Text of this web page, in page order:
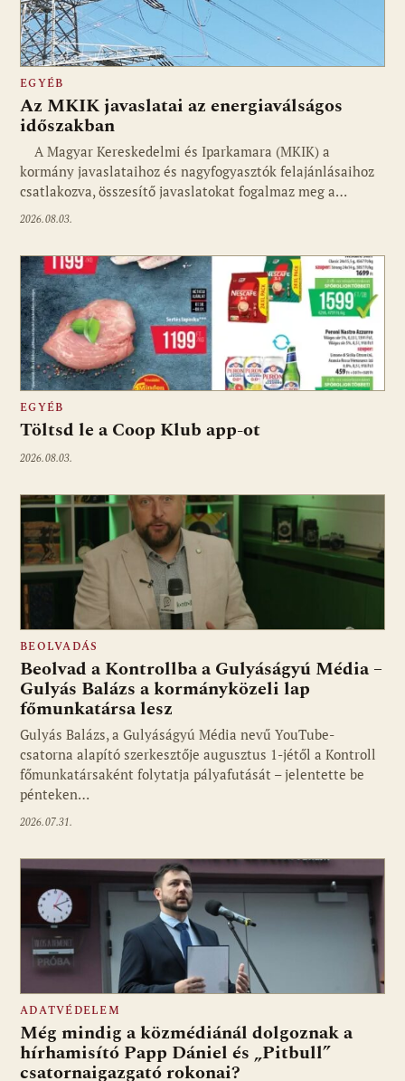
EGYÉB
Az MKIK javaslatai az energiaválságos
időszakban
A Magyar Kereskedelmi és Iparkamara (MKIK) a
kormány javaslataihoz és nagyfogyasztók felajánlásaihoz
csatlakozva, összesítő javaslatokat fogalmaz meg a…
2026.08.03.
EGYÉB
Töltsd le a Coop Klub app-ot
2026.08.03.
BEOLVADÁS
Beolvad a Kontrollba a Gulyáságyú Média –
Gulyás Balázs a kormányközeli lap
főmunkatársa lesz
Gulyás Balázs, a Gulyáságyú Média nevű YouTube-
csatorna alapító szerkesztője augusztus 1-jétől a Kontroll
főmunkatársaként folytatja pályafutását – jelentette be
pénteken…
2026.07.31.
ADATVÉDELEM
Még mindig a közmédiánál dolgoznak a
hírhamisító Papp Dániel és „Pitbull”
csatornaigazgató rokonai?